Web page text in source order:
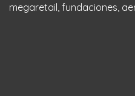
megaretail, fundaciones,